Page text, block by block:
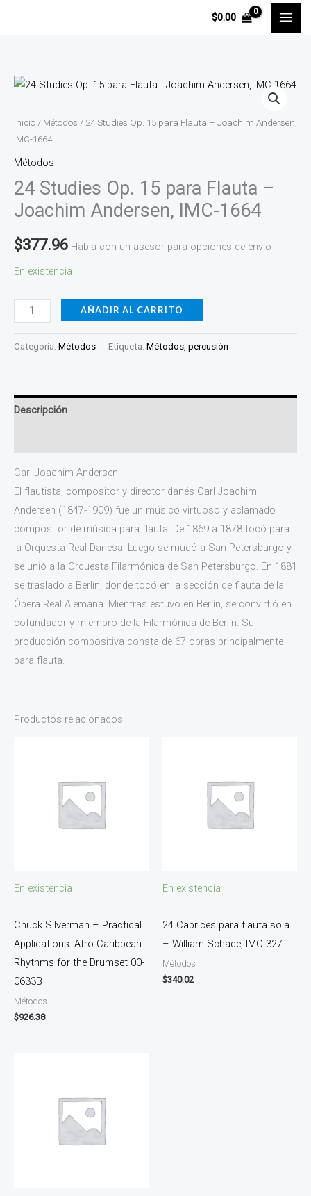
$0.00
Inicio / Métodos / 24 Studies Op. 15 para Flauta – Joachim Andersen,
IMC-1664
Métodos
24 Studies Op. 15 para Flauta –
Joachim Andersen, IMC-1664
$377.96 Habla con un asesor para opciones de envío
En existencia
24
Op.
15
para
Flauta
-
Joachim
Andersen,
IMC-
1664
AÑADIR AL CARRITO
Categoría: Métodos Etiqueta: Métodos, percusión
Descripción
Carl Joachim Andersen
El flautista, compositor y director danés Carl Joachim
Andersen (1847-1909) fue un músico virtuoso y aclamado
compositor de música para flauta. De 1869 a 1878 tocó para
la Orquesta Real Danesa. Luego se mudó a San Petersburgo y
se unió a la Orquesta Filarmónica de San Petersburgo. En 1881
se trasladó a Berlín, donde tocó en la sección de flauta de la
Ópera Real Alemana. Mientras estuvo en Berlín, se convirtió en
cofundador y miembro de la Filarmónica de Berlín. Su
producción compositiva consta de 67 obras principalmente
para flauta.
Productos relacionados
En existencia
Chuck Silverman – Practical
Applications: Afro-Caribbean
Rhythms for the Drumset 00-
0633B
Métodos
$926.38
En existencia
24 Caprices para flauta sola
– William Schade, IMC-327
Métodos
$340.02